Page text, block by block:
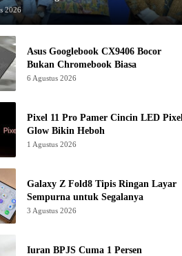
2026
Asus Googlebook CX9406 Bocor
Bukan Chromebook Biasa
6 Agustus 2026
Pixel 11 Pro Pamer Cincin LED Pixel
Glow Bikin Heboh
1 Agustus 2026
Galaxy Z Fold8 Tipis Ringan Layar
Sempurna untuk Segalanya
3 Agustus 2026
Iuran BPJS Cuma 1 Persen